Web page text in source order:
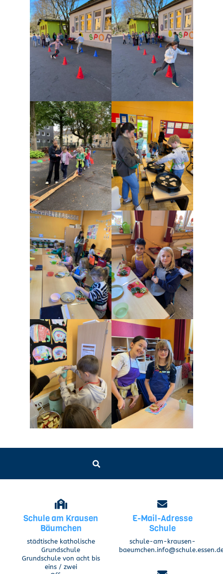
Schule am Krausen
Bäumchen
städtische katholische
Grundschule
Grundschule von acht bis
eins / zwei
E-Mail-Adresse
Schule
schule-am-krausen-